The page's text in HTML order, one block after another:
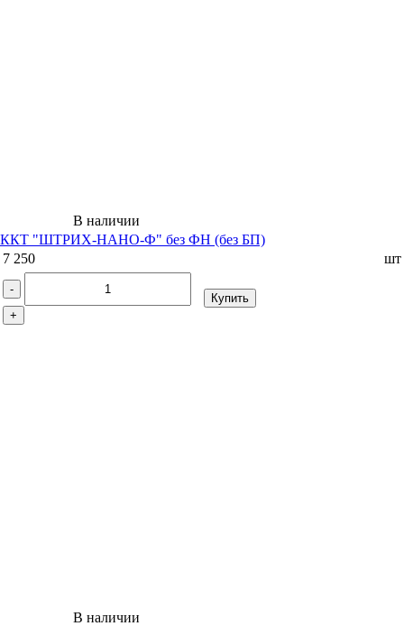
В наличии
ККТ "ШТРИХ-НАНО-Ф" без ФН (без БП)
7 250
шт
-
+
Купить
В наличии